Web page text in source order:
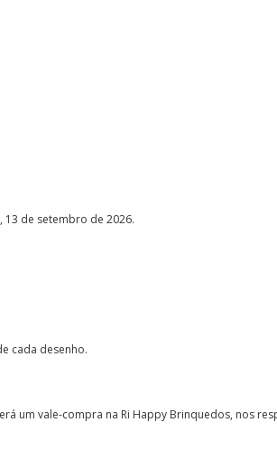
13 de setembro de 2026.
cada desenho.
um vale-compra na Ri Happy Brinquedos, nos